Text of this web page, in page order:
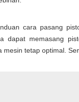
cara pasang
dapat memasang
mesin tetap optimal.